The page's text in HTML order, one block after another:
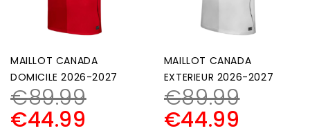
MAILLOT CANADA
DOMICILE 2026-2027
€89.99
€44.99
MAILLOT CANADA
EXTERIEUR 2026-2027
€89.99
€44.99